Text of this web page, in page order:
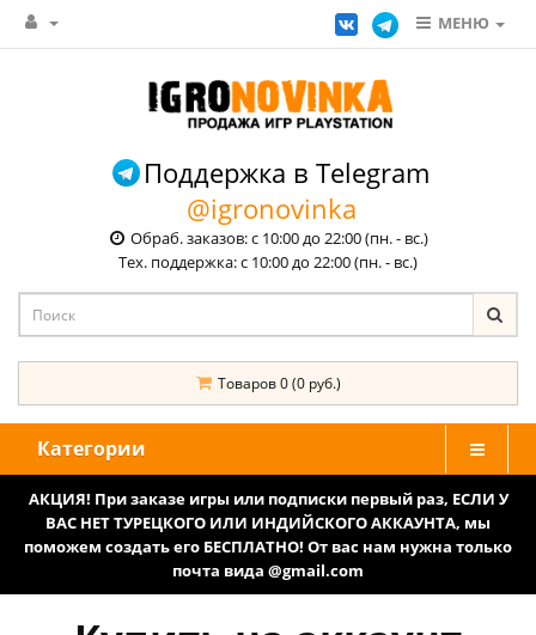
МЕНЮ
Поддержка в Telegram
@igronovinka
Обраб. заказов: с 10:00 до 22:00 (пн. - вс.)
Тех. поддержка: с 10:00 до 22:00 (пн. - вс.)
Товаров 0 (0 руб.)
Категории
АКЦИЯ! При заказе игры или подписки первый раз, ЕСЛИ У
ВАС НЕТ ТУРЕЦКОГО ИЛИ ИНДИЙСКОГО АККАУНТА, мы
поможем создать его БЕСПЛАТНО! От вас нам нужна только
почта вида @gmail.com